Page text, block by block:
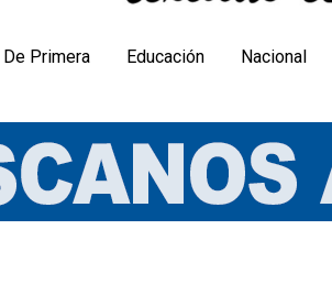
De Primera Educación Nacional